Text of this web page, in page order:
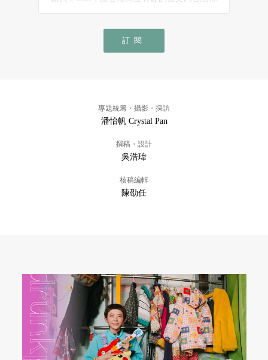
訂閱
專題統籌・攝影・採訪
潘怡帆 Crystal Pan
撰稿・設計
吳浩瑋
核稿編輯
陳劭任